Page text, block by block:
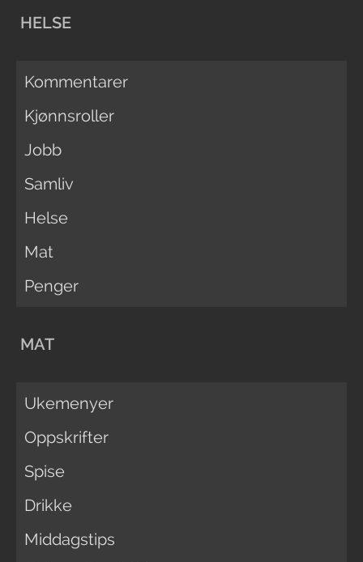
HELSE
Kommentarer
Kjønnsroller
Jobb
Samliv
Helse
Mat
Penger
MAT
Ukemenyer
Oppskrifter
Spise
Drikke
Middagstips